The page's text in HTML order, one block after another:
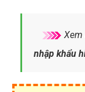
Xem
nhập khẩu